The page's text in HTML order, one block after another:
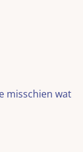
misschien wat